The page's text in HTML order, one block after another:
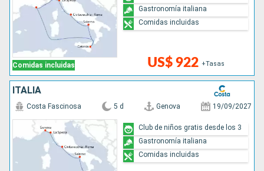
Comidas incluidas US$ 922 +Tasas
Gastronomía italiana
Comidas incluidas
ITALIA
Costa Fascinosa 5 d Genova 19/09/2027
Club de niños gratis desde los 3
Gastronomía italiana
Comidas incluidas